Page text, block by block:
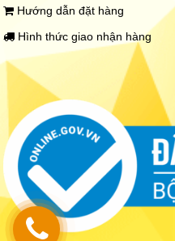
Hướng dẫn đặt hàng
Hình thức giao nhận hàng